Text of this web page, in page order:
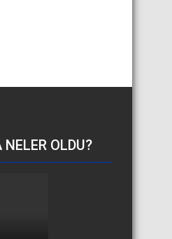
OLDU?